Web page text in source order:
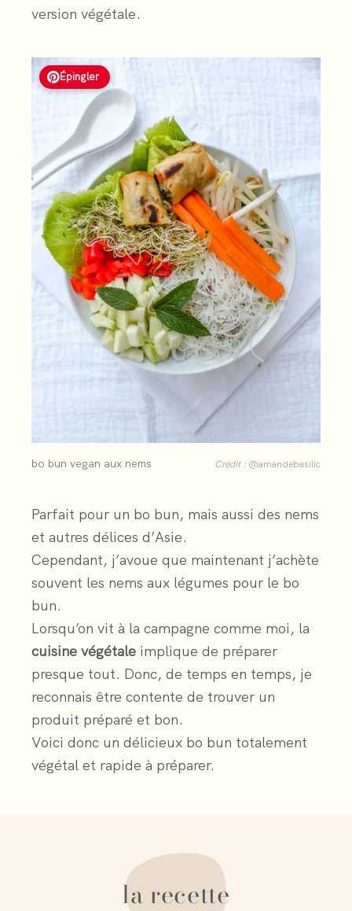
version végétale.
Épingler
bo bun vegan aux nems Crédit : @amandebasilic
Parfait pour un bo bun, mais aussi des nems
et autres délices d’Asie.
Cependant, j’avoue que maintenant j’achète
souvent les nems aux légumes pour le bo
bun.
Lorsqu’on vit à la campagne comme moi, la
cuisine végétale implique de préparer
presque tout. Donc, de temps en temps, je
reconnais être contente de trouver un
produit préparé et bon.
Voici donc un délicieux bo bun totalement
végétal et rapide à préparer.
la recette